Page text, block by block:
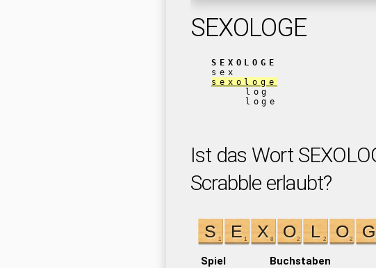
SEXOLOGE
SEXOLOGE
sex
sexologe
log
loge
Ist das Wort
Scrabble erlaubt?
Spiel Buchstaben